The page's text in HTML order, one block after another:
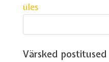
üles
Värsked postitused